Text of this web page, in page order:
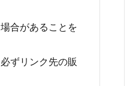
合があることを
ずリンク先の販